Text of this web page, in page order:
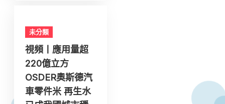
未分類
視頻丨應用量超
220億立方
OSDER奧斯德汽
車零件米 再生水